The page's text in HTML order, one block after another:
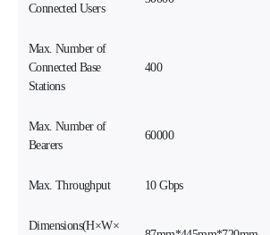
Connected Users
Max. Number of
Connected Base
Stations
400
Max. Number of
Bearers
60000
Max. Throughput 10 Gbps
Dimensions(H×W×